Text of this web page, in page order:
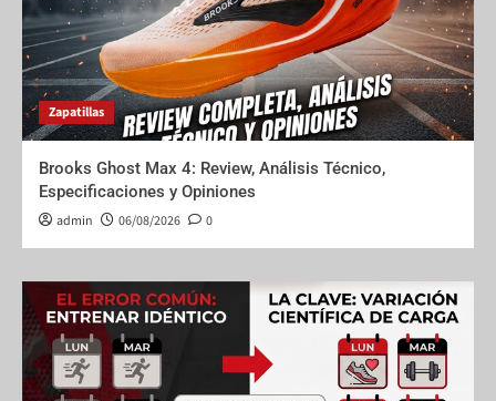
Zapatillas
Brooks Ghost Max 4: Review, Análisis Técnico,
Especificaciones y Opiniones
admin 06/08/2026 0